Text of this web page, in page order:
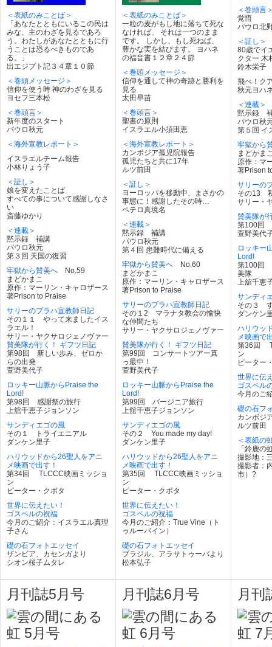
＜表紙のみことば＞
「あなたとともにいるこの民は
みな、主のわざを見るであろ
う。わたしがあなたとともに行
うことは恐るべきものであ
る。」
出エジプト記３４章１０節
＜巻頭メッセージ＞
信仰を使う時 神のわざを見る
ヨセフ三本松
＜巻頭言＞
新年度のスタート
パウロ秋元
＜海外宣教レポート＞
イスラエルチーム報告
小林りょう子
＜証し＞
娘を変えたことば
すべての事について感謝しなさ
い
斎藤ゆかり
＜連載＞
黙示録 補講
パウロ秋元
第３回 天国の復習
牢獄から賛美へ No.59
まどかまこ
原作：マーリン・キャロザース
著Prison to Praise
サリーのプラハ宣教師日記
その１１ やって来ましたイス
ラエル！
サリー・ヤクサロジェノヴァー
賛美隊が行く！ ギフツ日記
第98回 新しい歩み、ゼロか
らの出発
萱野美代子
ロッキー山脈からPraise the
Lord!
第98回 感謝祭の旅行
上舘千恵子ジョンソン
サンディエゴの風
その１ トライエニアル
ダンケン里子
ハリウッドから26聖人をアニ
メ映画で出す！
第34回 TLCCC映画ミッショ
ン
ピーター・クボタ
世界に伝えたい！
ゴスペルの祝福
今月のご紹介：イスラエル真理
子さん
礎の石フォトエッセイ
ザンビア、カセンガより
シオン桜子ムタレ
＜表紙のみことば＞
一粒の麦がもし地に落ちて死な
なければ、 それは一つのまま
です。 しかし、もし死ねば、
豊かな実を結びます。 ヨハネ
の福音書１２章２４節
＜巻頭メッセージ＞
信仰を通して神の奇跡と勝利を
見る
太田早苗
＜巻頭言＞
聖書の原則
イスラエル小須田恵
＜海外宣教レポート＞
カンボジア孤児院報告
孤児たちと共に17年
ルツ前田
＜証し＞
ヨーロッパを移動中、まさかの
事態に！感謝したその時…
ペテロ真境名
＜連載＞
黙示録 補講
パウロ秋元
第４回 患難時代に備える
牢獄から賛美へ No.60
まどかまこ
原作：マーリン・キャロザース
著Prison to Praise
サリーのプラハ宣教師日記
その１2 マラナタ教会の愉快
な仲間たち
サリー・ヤクサロジェノヴァー
賛美隊が行く！ ギフツ日記
第99回 コンサートツアー真
っ最中！
萱野美代子
ロッキー山脈からPraise the
Lord!
第99回 バージニア旅行
上舘千恵子ジョンソン
サンディエゴの風
その２ You made my day!
ダンケン里子
ハリウッドから26聖人をアニ
メ映画で出す！
第35回 TLCCC映画ミッショ
ン
ピーター・クボタ
世界に伝えたい！
ゴスペルの祝福
今月のご紹介：True Vine（ト
ゥルーバイン）
礎の石フォトエッセイ
ブラジル、アラサトゥーバより
松本弘子
＜巻頭言
覚悟
パウロ北
＜証し＞
80歳でイ
クター 木
鈴木栄子
飛べ！ク
秋元ヨハ
＜連載＞
黙示録
パウロ秋
第５回
牢獄から
まどかま
原作：マ
著Prison
サリーの
その13
サリー・
賛美隊が
第100回
萱野美代
ロッキー
Lord!
第100回
美隊
上舘千恵
サン
その３
ダンケン
ハリウッ
メ映画で
第36回
ン
ピーター
世界に伝
ゴスペル
今月のご
礎の石フ
カンボジ
ルツ前田
＜表紙の
「鈴鹿の
撮影地：
撮影者：
市）?
月刊誌5月号 月刊誌6月号 月刊